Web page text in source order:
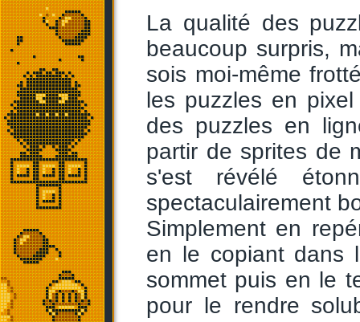
La qualité des
beaucoup surpris,
sois moi-même
les puzzles en
des puzzles en
partir de sprites de
s'est révélé
spectaculairement
Simplement en
en le copiant dans
sommet puis en le
pour le rendre